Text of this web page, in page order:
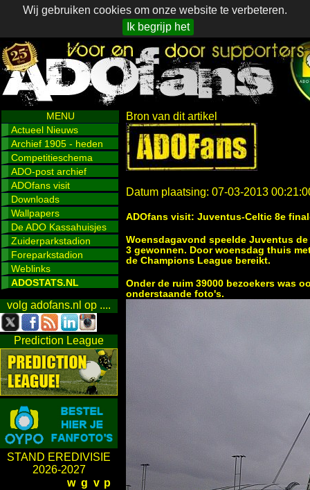
Wij gebruiken cookies om onze website te verbeteren.
Ik begrijp het
MENU
Actueel Nieuws
Archief 1905 - heden
Competitieschema
ADO-post archief
ADOfans visit
Downloads
Wallpapers
De ADO Kassahuisjes
Zuiderparkstadion
Foreparkstadion
Weblinks
ADOSTATS.NL
volg adofans.nl op ....
Prediction League
STAND EREDIVISIE
2026-2027
w g v p
Bron van dit artikel
Datum plaatsing: 07-03-2013
ADOfans visit: Juventus-Celtic 8e
Woensdagavond speelde Juventus
3 gewonnen. Door woensdag thuis
de Champions League bereikt.
Onder de ruim 39000 bezoekers was
onderstaande foto's.